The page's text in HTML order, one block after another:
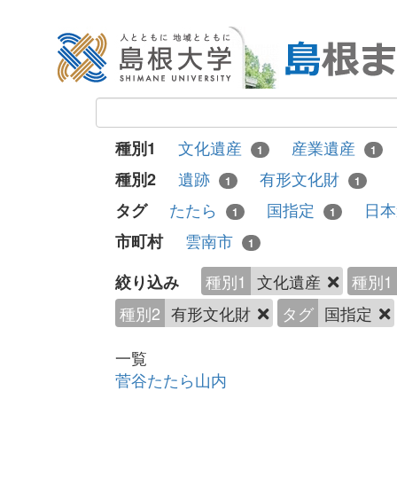
種別1 文化遺産 1 産業遺産 1
種別2 遺跡 1 有形文化財 1
タグ たたら 1 国指定 1
日
市町村
雲南市 1
絞り込み 種別1 文化遺産
種別1
種別2 有形文化財 タグ 国指定
一覧
菅谷たたら山内